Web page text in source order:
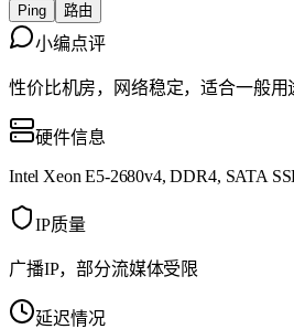
Ping 路由
小编点评
性价比机房，网络稳定，适合一般用
硬件信息
Intel Xeon E5-2680v4, DDR4, SATA
IP质量
广播IP，部分流媒体受限
延迟情况